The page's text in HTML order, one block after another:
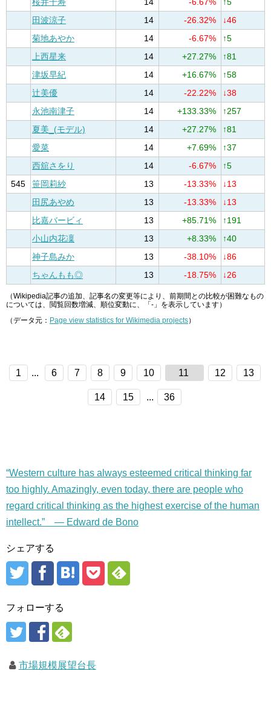
桜井千寿 14 -6.67%
↑5
田波涼子
14 -26.32%
↓46
菊地あやか
14 -6.67%
↑5
上西星来
14 +27.27%
↑81
津坂早紀
14 +16.67%
↑58
辻美優
14 -22.22%
↓38
永池南津子
14 +133.33%
↑257
夏美_(モデル)
14 +27.27%
↑81
愛菜
14 +7.69%
↑37
西舘さをり
14 -6.67%
↑5
545
笹岡莉紗 13 -13.33%
↓13
田尻あやめ
13 -13.33%
↓13
比嘉バービィ
13 +85.71%
↑191
小山内花凜
13 +8.33%
↑40
神子島みか
13 -38.10%
↓86
ちゃんもも◎
13 -18.75% ↓26
（Wikipedia記事の追加、記事名の変更等により、前期間との比較が困難なもの
については、閲覧回数増減、順位変動に、「-」を表示しています）
（データ元： Page view statistics for Wikimedia projects）
1 ... 6 7 8 9 10 11 12 13
14 15 ... 36
“Western culture has always esteemed critical thinking far
too highly. Amazingly, even today, there are people who
regard critical thinking as the highest exercise of the human
intellect.” — Edward de Bono
シェアする
フォローする
市場規模展望台長